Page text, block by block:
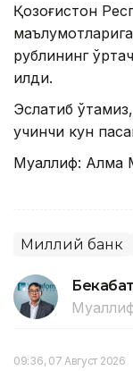
Қозоғистон
рублининг
қилди.
Эслатиб
учинчи кун
Муаллиф: Алма
Миллий банк
09:36, 07 Август 2026